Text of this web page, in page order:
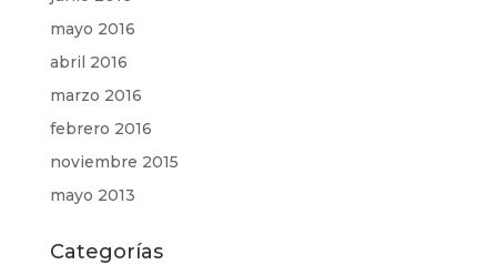
mayo 2016
abril 2016
marzo 2016
febrero 2016
noviembre 2015
mayo 2013
Categorías